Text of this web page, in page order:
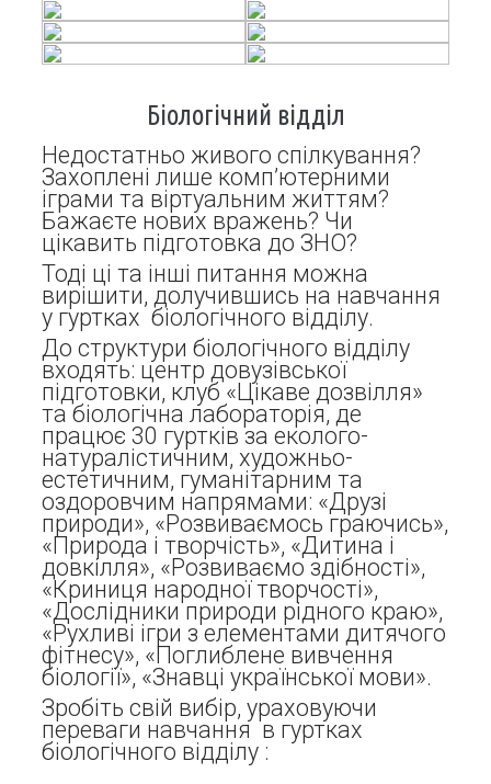
Біологічний відділ
Недостатньо живого спілкування?
Захоплені лише комп’ютерними
іграми та віртуальним життям?
Бажаєте нових вражень? Чи
цікавить підготовка до ЗНО?
Тоді ці та інші питання можна
вирішити, долучившись на навчання
у гуртках біологічного відділу.
До структури біологічного відділу
входять: центр довузівської
підготовки, клуб «Цікаве дозвілля»
та біологічна лабораторія, де
працює 30 гуртків за еколого-
натуралістичним, художньо-
естетичним, гуманітарним та
оздоровчим напрямами: «Друзі
природи», «Розвиваємось граючись»,
«Природа і творчість», «Дитина і
довкілля», «Розвиваємо здібності»,
«Криниця народної творчості»,
«Дослідники природи рідного краю»,
«Рухливі ігри з елементами дитячого
фітнесу», «Поглиблене вивчення
біології», «Знавці української мови».
Зробіть свій вибір, ураховуючи
переваги навчання в гуртках
біологічного відділу :